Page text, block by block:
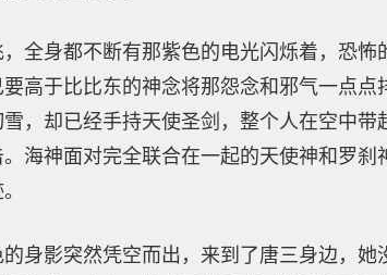
全身都不断有那紫色的电光闪烁着，恐
高于比比东的神念将那怨念和邪气一点点
，却已经手持天使圣剑，整个人在空中
海神面对完全联合在一起的天使神和罗
身影突然凭空而出，来到了唐三身边，